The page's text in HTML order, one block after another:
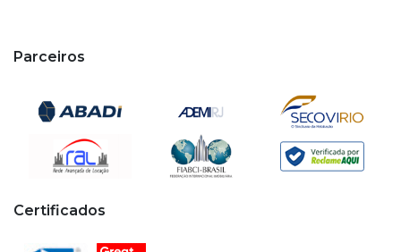
Parceiros
Certificados